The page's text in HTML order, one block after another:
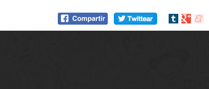
Compartir